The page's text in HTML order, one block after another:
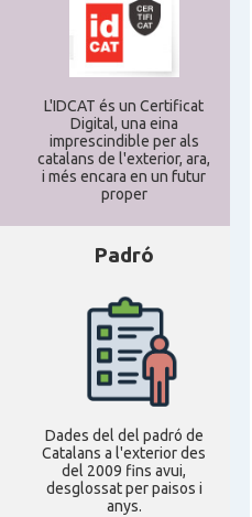
L'IDCAT és un Certificat
Digital, una eina
imprescindible per als
catalans de l'exterior, ara,
i més encara en un futur
proper
Padró
Dades del del padró de
Catalans a l'exterior des
del 2009 fins avui,
desglossat per paisos i
anys.